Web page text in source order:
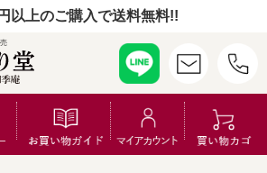
以上のご購入で送料無料!!